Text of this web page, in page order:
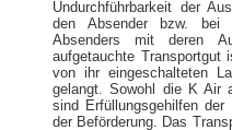
Undurchführbarkeit der
den Absender bzw. bei
Absenders mit deren
aufgetauchte
von ihr eingeschalteten
gelangt. Sowohl die K Air
sind Erfüllungsgehilfen
der Beförderung. Das